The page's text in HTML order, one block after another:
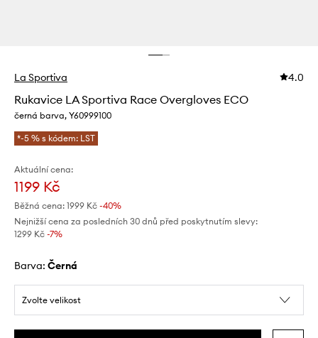
La Sportiva 4.0
Rukavice LA Sportiva Race Overgloves ECO
černá barva, Y60999100
*-5 % s kódem: LST
Aktuální cena:
1199 Kč
Běžná cena: 1999 Kč -40%
Nejnižší cena za posledních 30 dnů před poskytnutím slevy:
1299 Kč -7%
Barva: černá
Zvolte velikost